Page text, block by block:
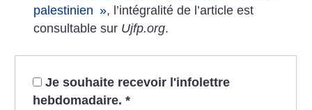
palestinien », l’intégralité de l’article est
consultable sur Ujfp.org.
Je souhaite recevoir l'infolettre
hebdomadaire. *